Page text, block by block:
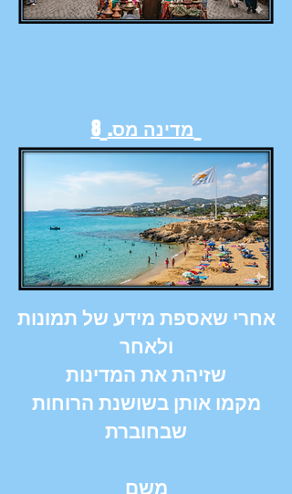
מדינה מס. 8
אחרי שאספת מידע של תמונות
ולאחר
שזיהת את המדינות
מקמו אותן בשושנת הרוחות
שבחוברת
משם